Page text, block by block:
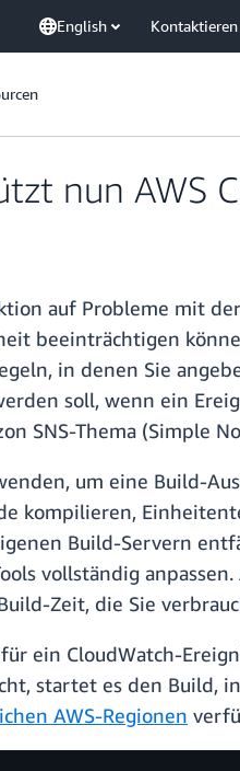
English
nun AWS
auf Probleme mit
beeinträchtigen
in denen Sie
soll, wenn ein
SNS-Thema (Simple
um eine Build-
kompilieren,
Build-Servern
vollständig
Zeit, die Sie
ein CloudWatch-
startet es den Build,
AWS-Regionen